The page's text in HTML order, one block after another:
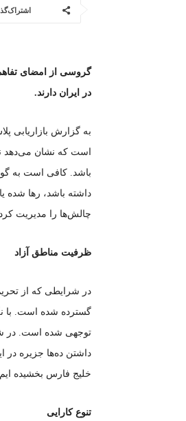
گروسی از امضای
در ایران دارند.
به گزارش بازاریابی
است که نشان می‌دهد
باشد. کافی است به
داشته باشد، رها شده
چالش‌ها را مدیریت
ظرفیت مناطق آزاد
در شرایطی که از
گسترده شده است. با
توجهی شده است. در
داشتن ده‌ها جزیره در
خلیج فارس بخشیده
تنوع کارایی